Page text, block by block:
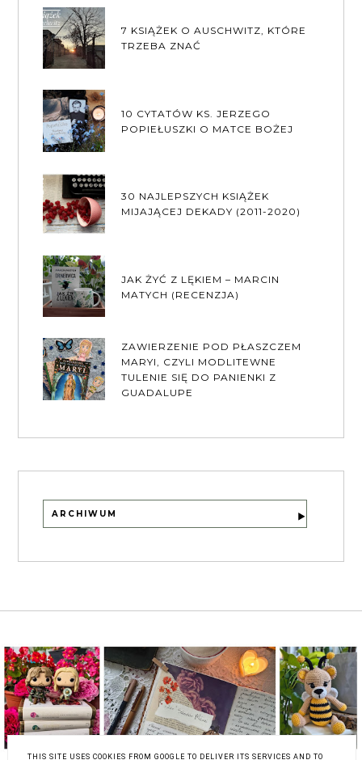
7 KSIĄŻEK O AUSCHWITZ, KTÓRE
TRZEBA ZNAĆ
10 CYTATÓW KS. JERZEGO
POPIEŁUSZKI O MATCE BOŻEJ
30 NAJLEPSZYCH KSIĄŻEK
MIJAJĄCEJ DEKADY (2011-2020)
JAK ŻYĆ Z LĘKIEM – MARCIN
MATYCH (RECENZJA)
ZAWIERZENIE POD PŁASZCZEM
MARYI, CZYLI MODLITEWNE
TULENIE SIĘ DO PANIENKI Z
GUADALUPE
ARCHIWUM
THIS SITE USES COOKIES FROM GOOGLE TO DELIVER ITS SERVICES AND TO